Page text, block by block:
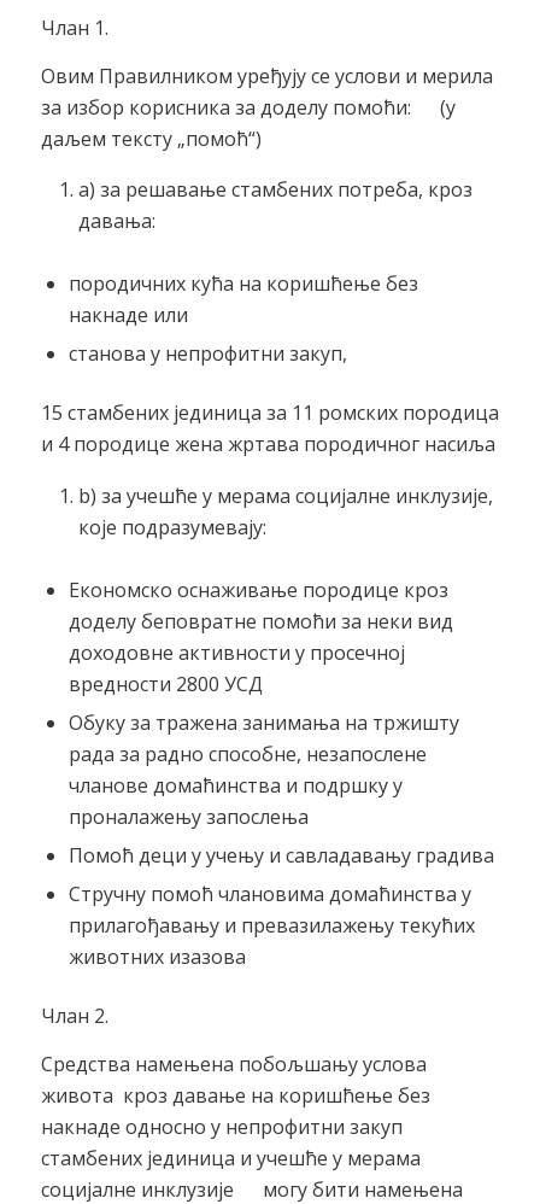
Члан 1.
Овим Правилником уређују се услови и мерила
за избор корисника за доделу помоћи: (у
даљем тексту „помоћ“)
a) за решавање стамбених потреба, кроз
давања:
породичних кућа на коришћење без
накнаде или
станова у непрофитни закуп,
15 стамбених јединица за 11 ромских породица
и 4 породице жена жртава породичног насиља
b) за учешће у мерама социјалне инклузије,
које подразумевају:
Економско оснаживање породице кроз
доделу беповратне помоћи за неки вид
доходовне активности у просечној
вредности 2800 УСД
Обуку за тражена занимања на тржишту
рада за радно способне, незапослене
чланове домаћинства и подршку у
проналажењу запослења
Помоћ деци у учењу и савладавању градива
Стручну помоћ члановима домаћинства у
прилагођавању и превазилажењу текућих
животних изазова
Члан 2.
Средства намењена побољшању услова
живота кроз давање на коришћење без
накнаде односно у непрофитни закуп
стамбених јединица и учешће у мерама
социјалне инклузије могу бити намењена